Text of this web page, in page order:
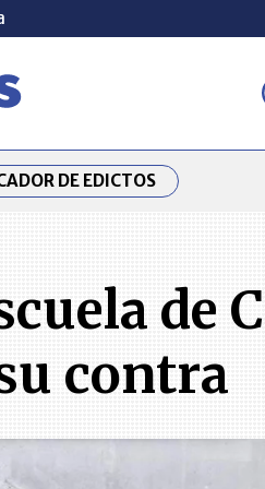
DE EDICTOS
de
contra